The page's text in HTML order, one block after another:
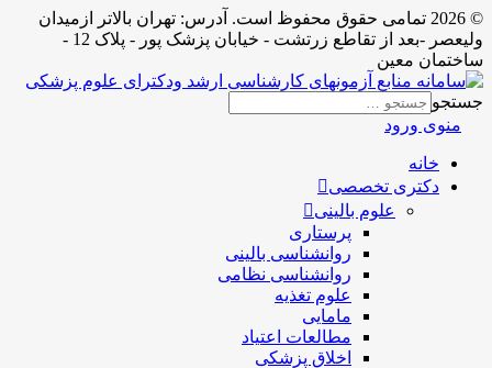
© 2026 تمامی حقوق محفوظ است. آدرس:‌ تهران بالاتر ازمیدان
ولیعصر -بعد از تقاطع زرتشت - خیابان پزشک پور - پلاک 12 -
ساختمان معین
جستجو
منوی ورود
خانه
دکتری تخصصی
علوم بالینی
پرستاری
روانشناسی بالینی
روانشناسی نظامی
علوم تغذیه
مامایی
مطالعات اعتیاد
اخلاق پزشکی